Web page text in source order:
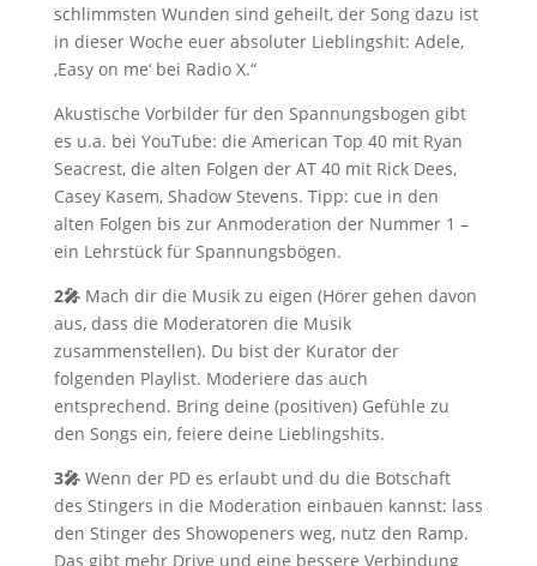
schlimmsten Wunden sind geheilt, der Song dazu ist
in dieser Woche euer absoluter Lieblingshit: Adele,
‚Easy on me‘ bei Radio X.“
Akustische Vorbilder für den Spannungsbogen gibt
es u.a. bei YouTube: die American Top 40 mit Ryan
Seacrest, die alten Folgen der AT 40 mit Rick Dees,
Casey Kasem, Shadow Stevens. Tipp: cue in den
alten Folgen bis zur Anmoderation der Nummer 1 –
ein Lehrstück für Spannungsbögen.
2🎤Mach dir die Musik zu eigen (Hörer gehen davon
aus, dass die Moderatoren die Musik
zusammenstellen). Du bist der Kurator der
folgenden Playlist. Moderiere das auch
entsprechend. Bring deine (positiven) Gefühle zu
den Songs ein, feiere deine Lieblingshits.
3🎤Wenn der PD es erlaubt und du die Botschaft
des Stingers in die Moderation einbauen kannst: lass
den Stinger des Showopeners weg, nutz den Ramp.
Das gibt mehr Drive und eine bessere Verbindung